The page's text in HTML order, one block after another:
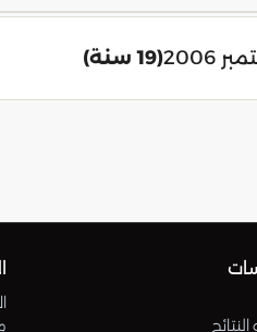
(19 سنة)
النتائج